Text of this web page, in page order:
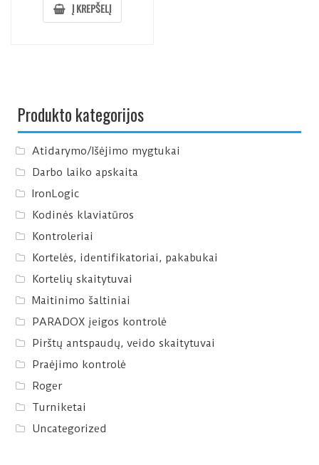
Į KREPŠELĮ
Produkto kategorijos
Atidarymo/Išėjimo mygtukai
Darbo laiko apskaita
IronLogic
Kodinės klaviatūros
Kontroleriai
Kortelės, identifikatoriai, pakabukai
Kortelių skaitytuvai
Maitinimo šaltiniai
PARADOX įeigos kontrolė
Pirštų antspaudų, veido skaitytuvai
Praėjimo kontrolė
Roger
Turniketai
Uncategorized